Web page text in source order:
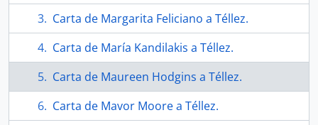
Carta de Margarita Feliciano a Téllez.
Carta de María Kandilakis a Téllez.
Carta de Maureen Hodgins a Téllez.
Carta de Mavor Moore a Téllez.